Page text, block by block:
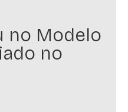
no Modelo
no